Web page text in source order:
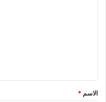
*
الاسم *